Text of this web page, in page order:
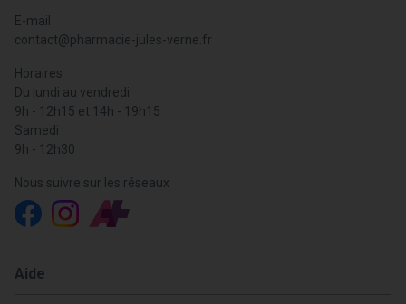
E-mail
contact@pharmacie-jules-verne.fr
Horaires
Du lundi au vendredi
9h - 12h15 et 14h - 19h15
Samedi
9h - 12h30
Nous suivre sur les réseaux
Aide